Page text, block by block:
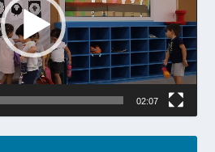
02:07